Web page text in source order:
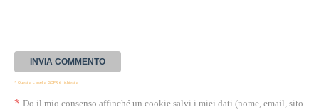
* Questa casella GDPR è richiesta
* Do il mio consenso affinché un cookie salvi i miei dati (nome, email, sito